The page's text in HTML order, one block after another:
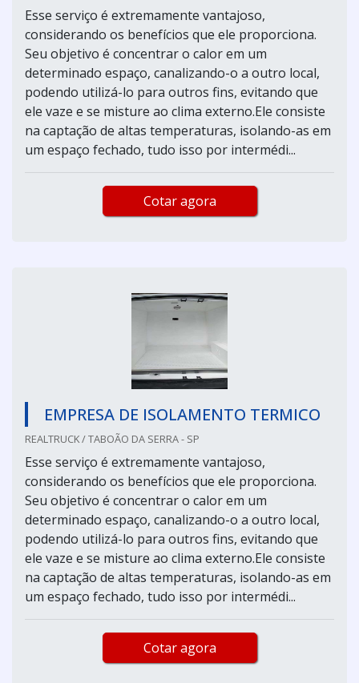
Esse serviço é extremamente vantajoso,
considerando os benefícios que ele proporciona.
Seu objetivo é concentrar o calor em um
determinado espaço, canalizando-o a outro local,
podendo utilizá-lo para outros fins, evitando que
ele vaze e se misture ao clima externo.Ele consiste
na captação de altas temperaturas, isolando-as em
um espaço fechado, tudo isso por intermédi...
Cotar agora
EMPRESA DE ISOLAMENTO TERMICO
REALTRUCK / TABOÃO DA SERRA - SP
Esse serviço é extremamente vantajoso,
considerando os benefícios que ele proporciona.
Seu objetivo é concentrar o calor em um
determinado espaço, canalizando-o a outro local,
podendo utilizá-lo para outros fins, evitando que
ele vaze e se misture ao clima externo.Ele consiste
na captação de altas temperaturas, isolando-as em
um espaço fechado, tudo isso por intermédi...
Cotar agora